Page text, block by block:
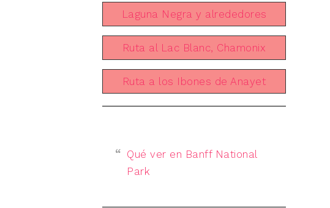
Laguna Negra y alrededores
Ruta al Lac Blanc, Chamonix
Ruta a los Ibones de Anayet
Qué ver en Banff National
Park